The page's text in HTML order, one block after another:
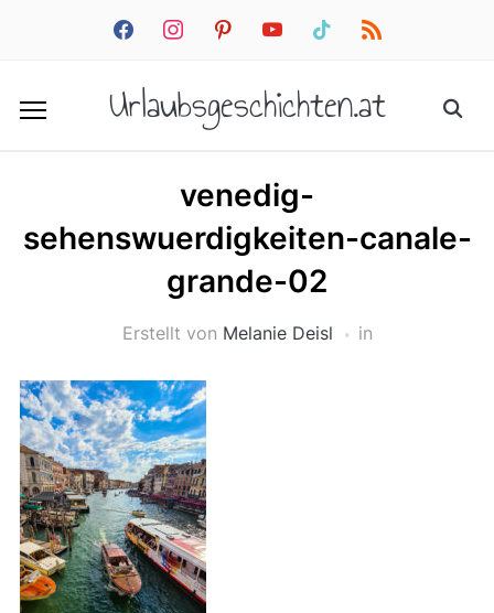
facebookinstagrampinterestyoutube tiktok rss
Urlaubsgeschichten.at
venedig-
sehenswuerdigkeiten-canale-
grande-02
Erstellt von Melanie Deisl in